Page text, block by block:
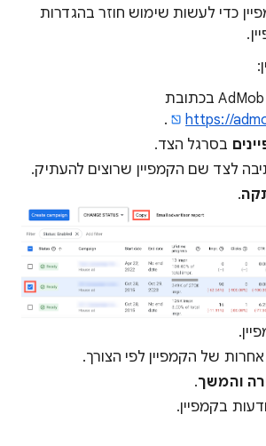
כדי לעשות שימוש חוזר בהגדרות
https://
.
בסרגל הצד.
לצד שם הקמפיין שרוצים להעתיק.
.
של הקמפיין לפי הצורך.
והמשך.
בקמפיין.